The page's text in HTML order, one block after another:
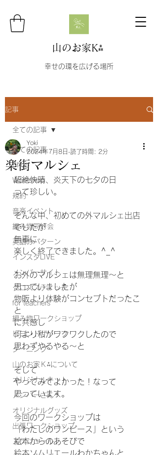
山のお家K⁂
幸せの環を広げる場所
記事
全ての記事
Shop
Workshop
規約
音楽イベント
編み物同好会
英語のパターン
インスタLIVE
メンバーサイト
クロススティッチ
for teachers
編み物ワークショップ
ビヨンドザリーフ
ダーニング
山のお家Ｋ⁂について
オリジナルキット
メンバーさんへ
オリジナルグッズ
出張ワークショップ
スケジュール
全ての記事
楽街マルシェ
Yoki
2024年7月8日 読了時間: 2分
超絶快晴、炎天下の七夕の日
って珍しい。
そんな中、初めての外マルシェ出店
でしたが
無事に
楽しく終了できました。^_^
お外のマルシェは無理無理〜と
思っていましたが
物販より体験がコンセプトだったこ
と
に共感し
何より私がワクワクしたので
思わずやるやる〜と
そして
やってみてよかった！なって
思っています。
今回のワークショップは
「わたしのワンピース」という
絵本からのあそびで
絵本ソムリエールわかちゃんと